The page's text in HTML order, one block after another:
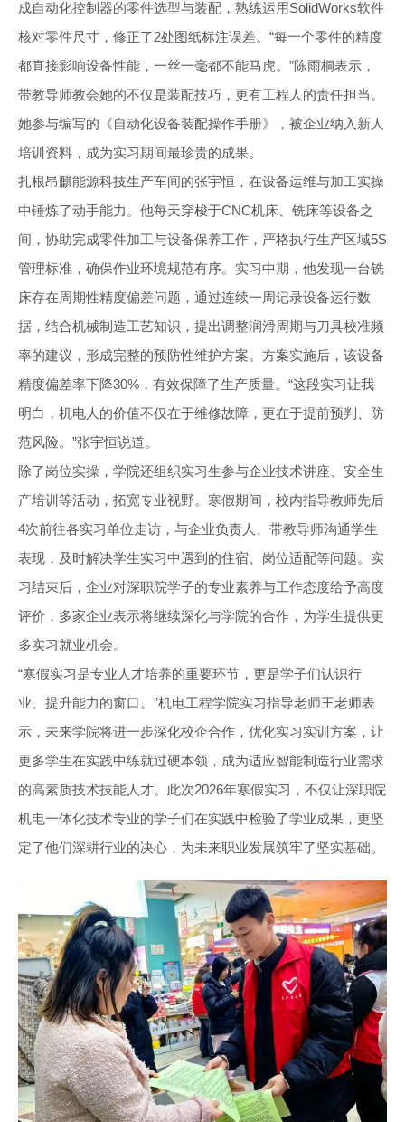
成自动化控制器的零件选型与装配，熟练运用SolidWorks软件
核对零件尺寸，修正了2处图纸标注误差。“每一个零件的精度
都直接影响设备性能，一丝一毫都不能马虎。”陈雨桐表示，
带教导师教会她的不仅是装配技巧，更有工程人的责任担当。
她参与编写的《自动化设备装配操作手册》，被企业纳入新人
培训资料，成为实习期间最珍贵的成果。
扎根昂麒能源科技生产车间的张宇恒，在设备运维与加工实操
中锤炼了动手能力。他每天穿梭于CNC机床、铣床等设备之
间，协助完成零件加工与设备保养工作，严格执行生产区域5S
管理标准，确保作业环境规范有序。实习中期，他发现一台铣
床存在周期性精度偏差问题，通过连续一周记录设备运行数
据，结合机械制造工艺知识，提出调整润滑周期与刀具校准频
率的建议，形成完整的预防性维护方案。方案实施后，该设备
精度偏差率下降30%，有效保障了生产质量。“这段实习让我
明白，机电人的价值不仅在于维修故障，更在于提前预判、防
范风险。”张宇恒说道。
除了岗位实操，学院还组织实习生参与企业技术讲座、安全生
产培训等活动，拓宽专业视野。寒假期间，校内指导教师先后
4次前往各实习单位走访，与企业负责人、带教导师沟通学生
表现，及时解决学生实习中遇到的住宿、岗位适配等问题。实
习结束后，企业对深职院学子的专业素养与工作态度给予高度
评价，多家企业表示将继续深化与学院的合作，为学生提供更
多实习就业机会。
“寒假实习是专业人才培养的重要环节，更是学子们认识行
业、提升能力的窗口。”机电工程学院实习指导老师王老师表
示，未来学院将进一步深化校企合作，优化实习实训方案，让
更多学生在实践中练就过硬本领，成为适应智能制造行业需求
的高素质技术技能人才。此次2026年寒假实习，不仅让深职院
机电一体化技术专业的学子们在实践中检验了学业成果，更坚
定了他们深耕行业的决心，为未来职业发展筑牢了坚实基础。